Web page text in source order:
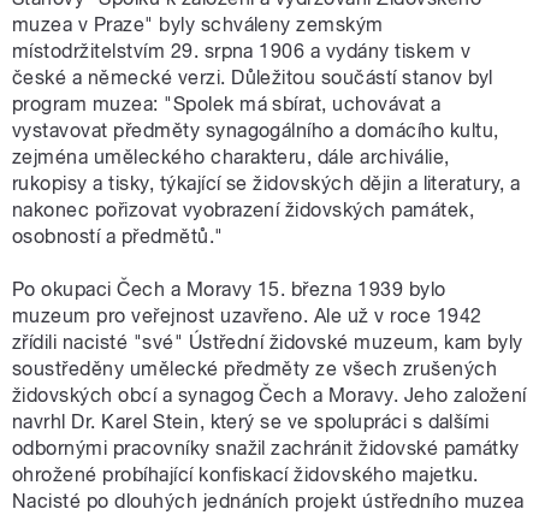
muzea v Praze" byly schváleny zemským
místodržitelstvím 29. srpna 1906 a vydány tiskem v
české a německé verzi. Důležitou součástí stanov byl
program muzea: "Spolek má sbírat, uchovávat a
vystavovat předměty synagogálního a domácího kultu,
zejména uměleckého charakteru, dále archiválie,
rukopisy a tisky, týkající se židovských dějin a literatury, a
nakonec pořizovat vyobrazení židovských památek,
osobností a předmětů."
Po okupaci Čech a Moravy 15. března 1939 bylo
muzeum pro veřejnost uzavřeno. Ale už v roce 1942
zřídili nacisté "své" Ústřední židovské muzeum, kam byly
soustředěny umělecké předměty ze všech zrušených
židovských obcí a synagog Čech a Moravy. Jeho založení
navrhl Dr. Karel Stein, který se ve spolupráci s dalšími
odbornými pracovníky snažil zachránit židovské památky
ohrožené probíhající konfiskací židovského majetku.
Nacisté po dlouhých jednáních projekt ústředního muzea